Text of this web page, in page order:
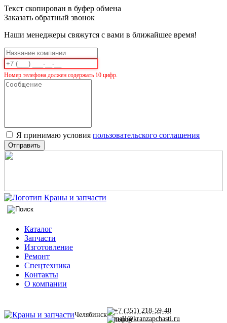
Текст скопирован в буфер обмена
Заказать обратный звонок
Наши менеджеры свяжутся с вами в ближайшее время!
Номер телефона должен содержать 10 цифр.
Я принимаю условия пользовательского соглашения
Отправить
Каталог
Запчасти
Изготовление
Ремонт
Спецтехника
Контакты
О компании
Челябинск
+7 (351) 218-59-40
mail@kranzapchasti.ru